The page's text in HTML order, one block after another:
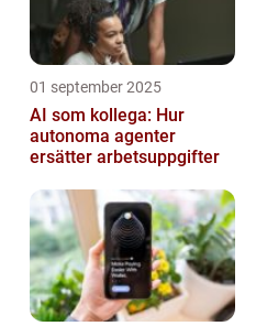
01 september 2025
AI som kollega: Hur
autonoma agenter
ersätter arbetsuppgifter